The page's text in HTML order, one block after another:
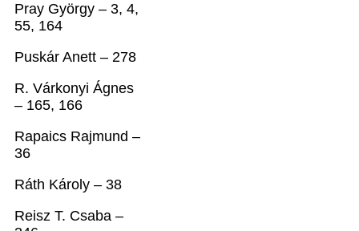
Pray György – 3, 4,
55, 164
Puskár Anett – 278
R. Várkonyi Ágnes
– 165, 166
Rapaics Rajmund –
36
Ráth Károly – 38
Reisz T. Csaba –